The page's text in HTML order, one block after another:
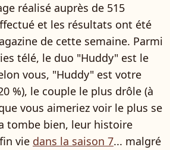
réalisé auprès de 515
et les résultats ont été
de cette semaine. Parmi
télé, le duo "Huddy" est le
vous, "Huddy" est votre
%), le couple le plus drôle (à
vous aimeriez voir le plus se
tombe bien, leur histoire
vie dans la saison 7... malgré